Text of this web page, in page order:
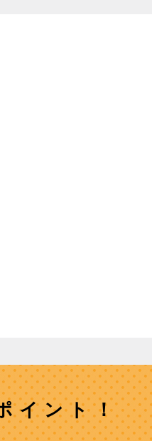
イント！